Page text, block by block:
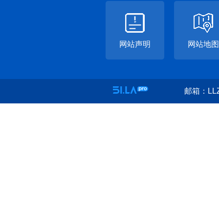
网站声明 网站地图
邮箱：